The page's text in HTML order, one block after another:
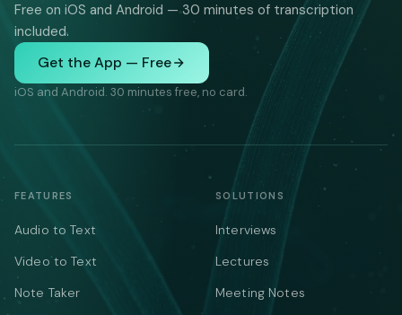
Free on iOS and Android — 30 minutes of transcription
included.
Get the App — Free
iOS and Android. 30 minutes free, no card.
FEATURES
Audio to Text
Video to Text
Note Taker
SOLUTIONS
Interviews
Lectures
Meeting Notes